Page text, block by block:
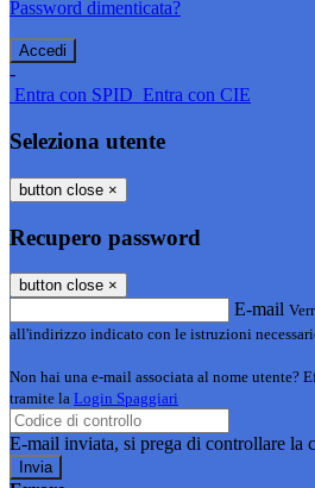
Password dimenticata?
-
Entra con SPID Entra con CIE
Seleziona utente
button close ×
Recupero password
button close ×
E-mail
all'indirizzo indicato con le istruzioni
Non hai una e-mail associata al nome utente?
tramite la Login Spaggiari
E-mail inviata, si prega di controllare la